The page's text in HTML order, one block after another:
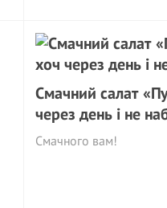
Смачний салат
через день і не
Смачного вам!